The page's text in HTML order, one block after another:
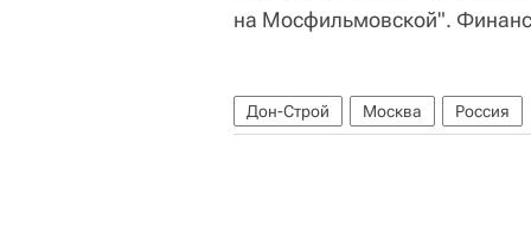
на Мосфильмовской".
Дон-Строй Москва Россия